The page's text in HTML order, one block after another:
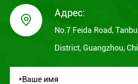
 Адрес:
No.7 Feida Road,
District, Guangzhou,